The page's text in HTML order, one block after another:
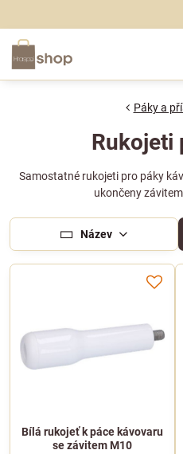
Páky a
Rukojeti
Samostatné rukojeti pro páky
ukončeny
Název
Bílá rukojeť k páce kávovaru
se závitem M10